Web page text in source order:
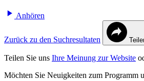
Anhören
Zurück zu den Suchresultaten
Teilen Sie uns Ihre Meinung zur Website
Möchten Sie Neuigkeiten zum Programm